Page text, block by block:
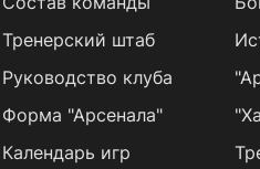
Тренерский штаб
Руководство клуба
Форма "Арсенала"
Календарь игр